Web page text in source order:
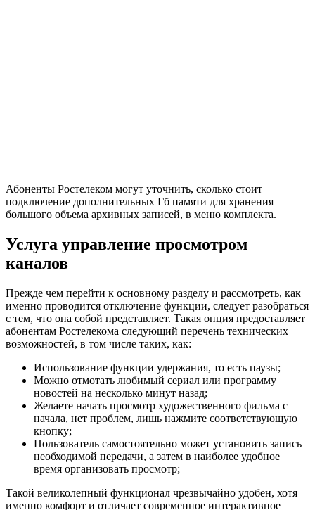
Абоненты Ростелеком могут уточнить, сколько стоит
подключение дополнительных Гб памяти для хранения
большого объема архивных записей, в меню комплекта.
Услуга управление просмотром
каналов
Прежде чем перейти к основному разделу и рассмотреть, как
именно проводится отключение функции, следует разобраться
с тем, что она собой представляет. Такая опция предоставляет
абонентам Ростелекома следующий перечень технических
возможностей, в том числе таких, как:
Использование функции удержания, то есть паузы;
Можно отмотать любимый сериал или программу
новостей на несколько минут назад;
Желаете начать просмотр художественного фильма с
начала, нет проблем, лишь нажмите соответствующую
кнопку;
Пользователь самостоятельно может установить запись
необходимой передачи, а затем в наиболее удобное
время организовать просмотр;
Такой великолепный функционал чрезвычайно удобен, хотя
именно комфорт и отличает современное интерактивное